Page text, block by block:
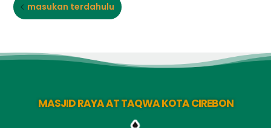
masukan terdahulu
MASJID RAYA AT TAQWA KOTA CIREBON